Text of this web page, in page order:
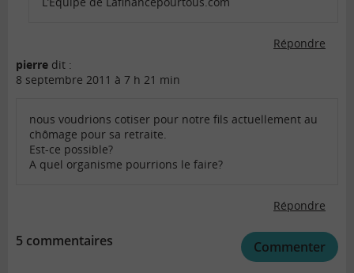
Répondre
pierre dit :
8 septembre 2011 à 7 h 21 min
nous voudrions cotiser pour notre fils actuellement au
chômage pour sa retraite.
Est-ce possible?
A quel organisme pourrions le faire?
Répondre
5 commentaires Commenter